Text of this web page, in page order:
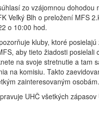
zo vzájomnou dohodou
Veľký Blh o preložení MFS
o 10:00 hod.
kluby, ktoré
aby tieto žiadosti posielali
na svoje stretnutie a tam
na komisiu. Takto
zainteresovaným osobám.
UHČ všetkých